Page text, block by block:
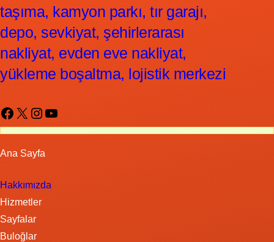
taşıma, kamyon parkı, tır garajı,
depo, sevkiyat, şehirlerarası
nakliyat, evden eve nakliyat,
yükleme boşaltma, lojistik merkezi
Facebook X Instagram YouTube
Ana Sayfa
Hakkımızda
Hizmetler
Sayfalar
Buloğlar